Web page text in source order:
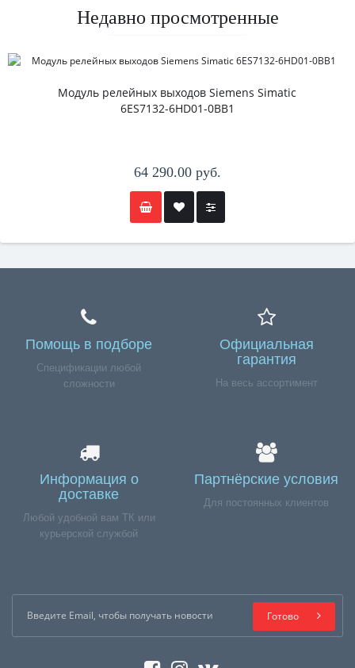
Недавно просмотренные
Модуль релейных выходов Siemens Simatic
6ES7132-6HD01-0BB1
64 290.00 руб.
Помощь в подборе
Спецификации любой
сложности
Официальная
гарантия
На весь ассортимент
Информация о
доставке
Любой удобной вам ТК или
курьерской службой
Партнёрские условия
Для постоянных клиентов
Готово